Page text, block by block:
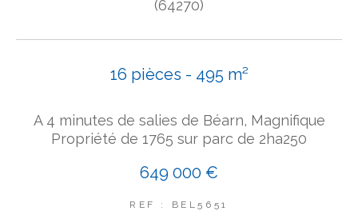
(64270)
16 pièces - 495 m²
A 4 minutes de salies de Béarn, Magnifique
Propriété de 1765 sur parc de 2ha250
649 000 €
REF : BEL5651
Rechercher